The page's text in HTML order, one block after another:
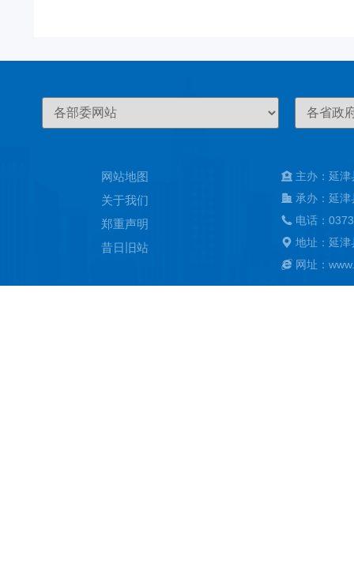
网站地图
关于我们
郑重声明
昔日旧站
主办：延
承办：延
电话：
地址：延
网址：